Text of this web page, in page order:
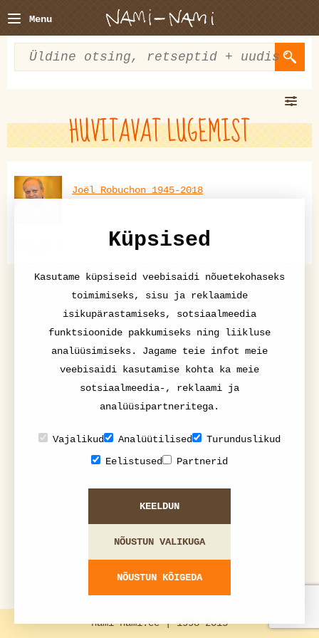
Menu
HUVITAVAT LUGEMIST
Joël Robuchon 1945-2018
nami-nami.ee | 1998-2015
Küpsised
Kasutame küpsiseid veebisaidi nõuetekohaseks
toimimiseks, sisu ja reklaamide
isikupärastamiseks, sotsiaalmeedia
funktsioonide pakkumiseks ning liikluse
analüüsimiseks. Jagame teie infot meie
veebisaidi kasutamise kohta ka meie
sotsiaalmeedia-, reklaami ja
analüüsipartneritega.
Vajalikud Analüütilised
Turunduslikud
Eelistused
Partnerid
KEELDUN
NÕUSTUN VALIKUGA
NÕUSTUN KÕIGEDA